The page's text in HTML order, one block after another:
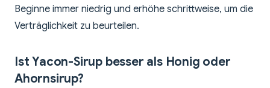
Beginne immer niedrig und erhöhe schrittweise, um die
Verträglichkeit zu beurteilen.
Ist Yacon-Sirup besser als Honig oder
Ahornsirup?